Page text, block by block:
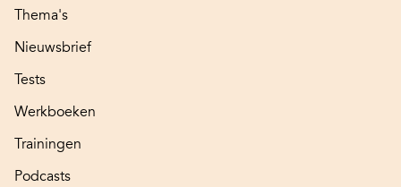
Thema's
Nieuwsbrief
Tests
Werkboeken
Trainingen
Podcasts